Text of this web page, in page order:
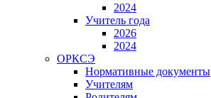
2024
Учитель года
2026
2024
ОРКСЭ
Нормативные документы
Учителям